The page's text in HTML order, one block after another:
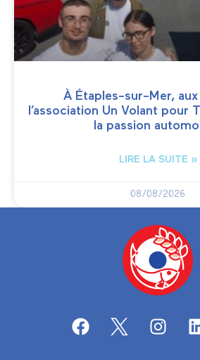
À Étaples-sur-Mer,
l’association Un Volant pour
la passion
LIRE LA SUITE »
08/08/2026